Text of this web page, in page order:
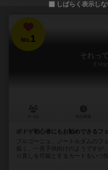
No.1
それっ
It
ボドゲ初心者にもお勧めできるフ
ブルゴーニュ、ノートルダムのフ
低く、一見子供向けのようですが
り直しを可能とするカードをいつ
しばらく表示し